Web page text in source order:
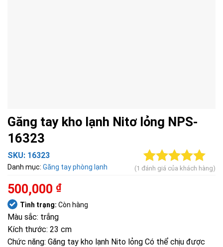
Găng tay kho lạnh Nitơ lỏng NPS-
16323
SKU: 16323
Danh mục: Găng tay phòng lạnh
5.00 trên 5
1
(1 đánh giá của khách hàng)
500,000 ₫
Tình trạng: Còn hàng
Màu sắc: trắng
Kích thước: 23 cm
Chức năng: Găng tay kho lạnh Nito lỏng Có thể chịu được